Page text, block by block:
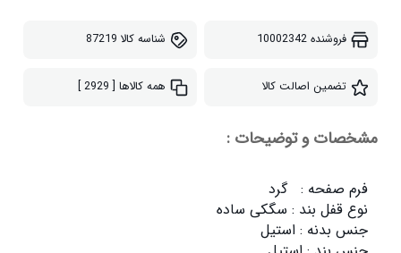
فروشنده10002342 شناسه کالا 87219
تضمین اصالت کالا همه کالاها [ 2929 ]
مشخصات و توضیحات :